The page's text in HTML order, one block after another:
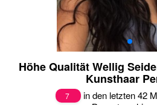
Höhe Qualität Wellig
Kunsthaar
7
in den letzten 42